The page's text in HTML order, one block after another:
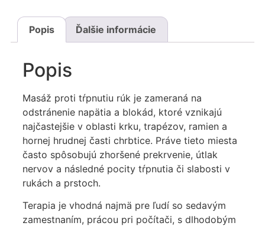
Popis Ďalšie informácie
Popis
Masáž proti tŕpnutiu rúk je zameraná na
odstránenie napätia a blokád, ktoré vznikajú
najčastejšie v oblasti krku, trapézov, ramien a
hornej hrudnej časti chrbtice. Práve tieto miesta
často spôsobujú zhoršené prekrvenie, útlak
nervov a následné pocity tŕpnutia či slabosti v
rukách a prstoch.
Terapia je vhodná najmä pre ľudí so sedavým
zamestnaním, prácou pri počítači, s dlhodobým